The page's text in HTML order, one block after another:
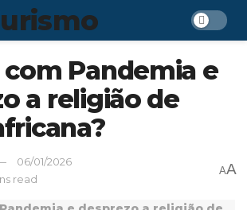
Pandemia e
a religião de
06/01/2026
read
AA